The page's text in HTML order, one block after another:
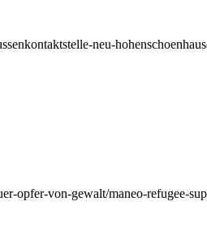
neu-
opfer-von-gewalt/maneo-refugee-